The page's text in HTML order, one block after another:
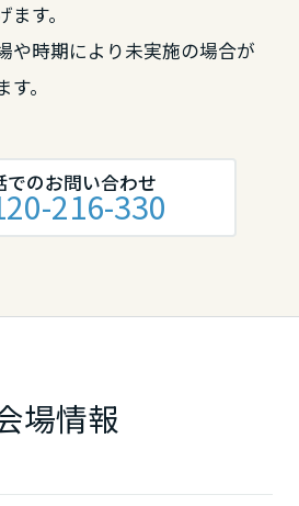
ます。
や時期により未実施の場合が
す。
でのお問い合わせ
216-330
場情報